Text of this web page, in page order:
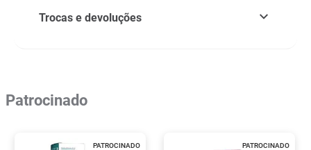
Trocas e devoluções
Patrocinado
PATROCINADO PATROCINADO